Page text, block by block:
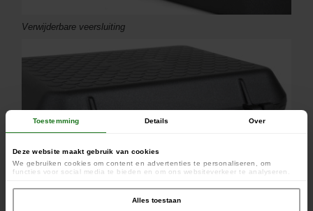
Toestemming Details Over
Deze website maakt gebruik van cookies
We gebruiken cookies om content en advertenties te personaliseren, om
functies voor social media te bieden en om ons websiteverkeer te analyseren.
social media, adverteren en analyse. Deze partners kunnen deze gegevens
combineren met andere informatie die u aan ze heeft verstrekt of die ze hebben
verzameld op basis van uw gebruik van hun services.
Alles toestaan
Verwijderbare veersluiting